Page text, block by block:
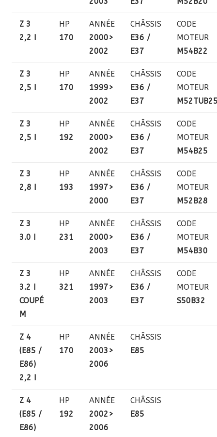
Z 3
2,2 I
HP
170
ANNÉE
2000>
2002
CHÂSSIS
E36 /
E37
CODE
MOTEUR
M54B22
Z 3
2,5 I
HP
170
ANNÉE
1999>
2002
CHÂSSIS
E36 /
E37
CODE
MOTEUR
Z 3
2,5 I
HP
192
ANNÉE
2000>
2002
CHÂSSIS
E36 /
E37
CODE
MOTEUR
M54B25
Z 3
2,8 I
HP
193
ANNÉE
1997>
2000
CHÂSSIS
E36 /
E37
CODE
MOTEUR
M52B28
Z 3
3.0 I
HP
231
ANNÉE
2000>
2003
CHÂSSIS
E36 /
E37
CODE
MOTEUR
M54B30
Z 3
3.2 I
COUPÉ
M
HP
321
ANNÉE
1997>
2003
CHÂSSIS
E36 /
E37
CODE
MOTEUR
S50B32
Z 4
(E85 /
E86)
2,2 I
HP
170
ANNÉE
2003>
2006
CHÂSSIS
E85
Z 4
(E85 /
E86)
HP
192
ANNÉE
2002>
2006
CHÂSSIS
E85